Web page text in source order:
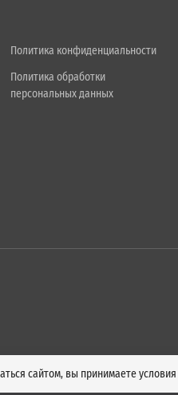
Политика конфиденциальности
Политика обработки
персональных данных
сайтом, вы принимаете условия